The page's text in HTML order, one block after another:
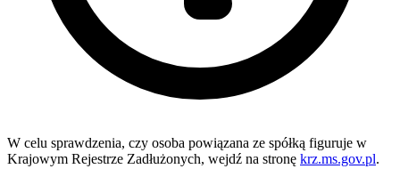
W celu sprawdzenia, czy osoba powiązana ze spółką figuruje w
Krajowym Rejestrze Zadłużonych, wejdź na stronę krz.ms.gov.pl.